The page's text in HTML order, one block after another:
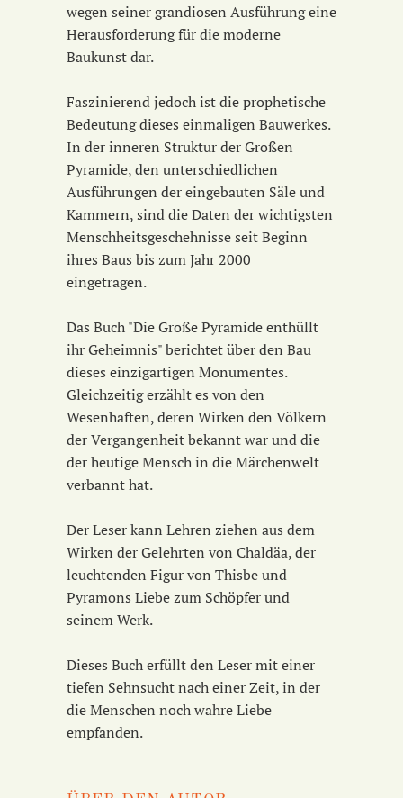
wegen seiner grandiosen Ausführung eine
Herausforderung für die moderne
Baukunst dar.
Faszinierend jedoch ist die prophetische
Bedeutung dieses einmaligen Bauwerkes.
In der inneren Struktur der Großen
Pyramide, den unterschiedlichen
Ausführungen der eingebauten Säle und
Kammern, sind die Daten der wichtigsten
Menschheitsgeschehnisse seit Beginn
ihres Baus bis zum Jahr 2000
eingetragen.
Das Buch "Die Große Pyramide enthüllt
ihr Geheimnis" berichtet über den Bau
dieses einzigartigen Monumentes.
Gleichzeitig erzählt es von den
Wesenhaften, deren Wirken den Völkern
der Vergangenheit bekannt war und die
der heutige Mensch in die Märchenwelt
verbannt hat.
Der Leser kann Lehren ziehen aus dem
Wirken der Gelehrten von Chaldäa, der
leuchtenden Figur von Thisbe und
Pyramons Liebe zum Schöpfer und
seinem Werk.
Dieses Buch erfüllt den Leser mit einer
tiefen Sehnsucht nach einer Zeit, in der
die Menschen noch wahre Liebe
empfanden.